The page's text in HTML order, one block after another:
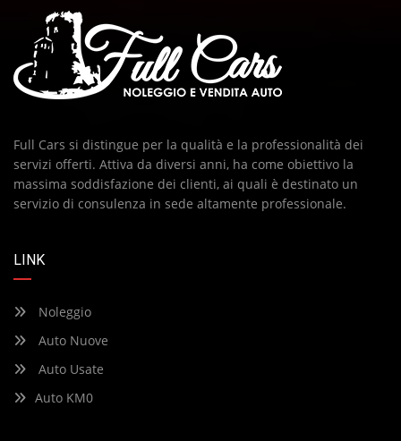
Full Cars si distingue per la qualità e la professionalità dei
servizi offerti. Attiva da diversi anni, ha come obiettivo la
massima soddisfazione dei clienti, ai quali è destinato un
servizio di consulenza in sede altamente professionale.
LINK
Noleggio
Auto Nuove
Auto Usate
Auto KM0